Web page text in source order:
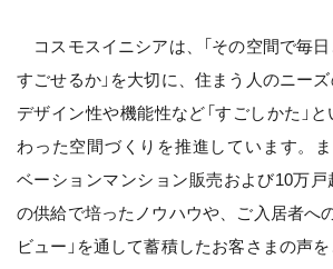
コスモスイニシアは、「その空間で毎
すごせるか」を大切に、住まう人のニーズ
デザイン性や機能性など「すごしかた」
わった空間づくりを推進しています。
ベーションマンション販売および10万
の供給で培ったノウハウや、ご入居者へ
ビュー」を通して蓄積したお客さまの声